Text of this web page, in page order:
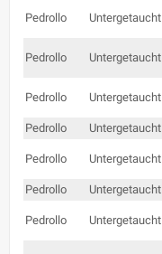
Pedrollo Untergetaucht
Pedrollo Untergetaucht
Pedrollo Untergetaucht
Pedrollo Untergetaucht
Pedrollo Untergetaucht
Pedrollo Untergetaucht
Pedrollo Untergetaucht